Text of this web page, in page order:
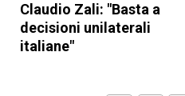
Claudio Zali: "Basta a
decisioni unilaterali
italiane"